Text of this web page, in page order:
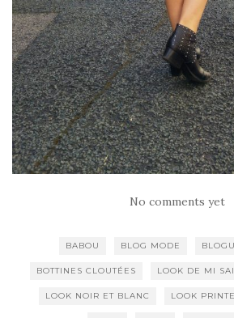
No comments yet
BABOU BLOG MODE
BOTTINES CLOUTÉES LOOK DE MI
LOOK NOIR ET BLANC LOOK